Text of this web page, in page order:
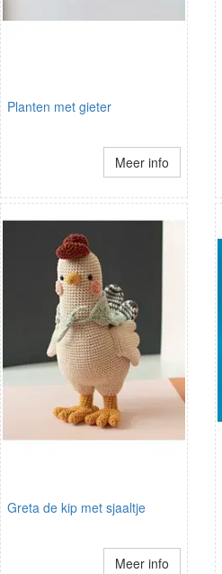
Planten met gieter
Meer info
Greta de kip met sjaaltje
Meer info